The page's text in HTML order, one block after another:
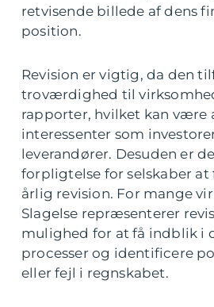
retvisende billede af dens
position.
Revision er vigtig, da den
troværdighed til
rapporter, hvilket kan være
interessenter som
leverandører. Desuden er
forpligtelse for selskaber at
årlig revision. For mange
Slagelse repræsenterer
mulighed for at få indblik i
processer og identificere
eller fejl i regnskabet.